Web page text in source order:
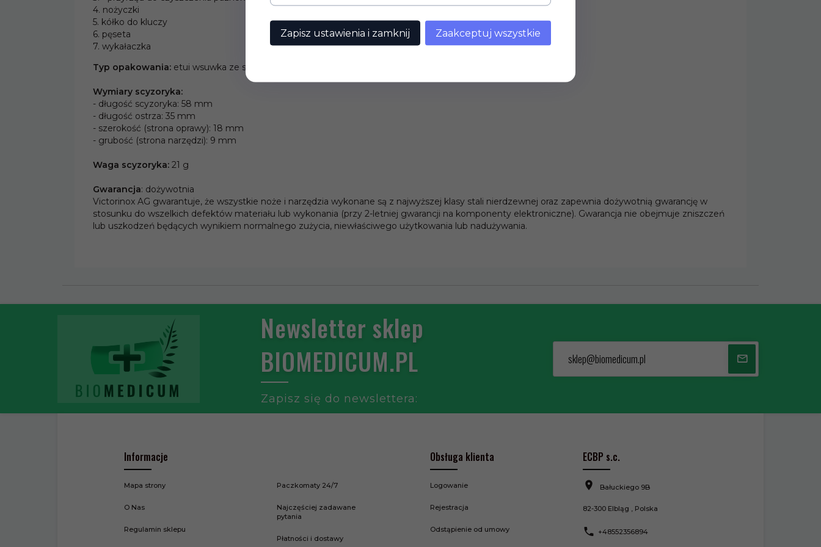
4. nożyczki
5. kółko do kluczy
6. pęseta
7. wykałaczka
Typ opakowania: etui wsuwka ze skai
Wymiary scyzoryka:
- długość scyzoryka: 58 mm
- długość ostrza: 35 mm
- szerokość (strona oprawy): 18 mm
- grubość (strona narzędzi): 9 mm
Waga scyzoryka: 21 g
Gwarancja: dożywotnia
Victorinox AG gwarantuje, że wszystkie noże i narzędzia wykonane są z najwyższej klasy stali nierdzewnej oraz zapewnia dożywotnią gwarancję w
stosunku do wszelkich defektów materiału lub wykonania (przy 2-letniej gwarancji na komponenty elektroniczne). Gwarancja nie obejmuje zniszczeń
lub uszkodzeń będących wynikiem normalnego zużycia, niewłaściwego użytkowania lub nadużywania.
79,00 PLN*
* z podatkiem VAT
99,00PLN* 119,00PLN*
Newsletter sklep
BIOMEDICUM.PL
Zapisz się do newslettera:
sklep@biomedicum.pl
Informacje
Mapa strony
O Nas
Regulamin sklepu
Paczkomaty 24/7
Najczęściej zadawane
pytania
Płatności i dostawy
Obsługa klienta
Logowanie
Rejestracja
Odstąpienie od umowy
ECBP s.c.
Bałuckiego 9B
82-300 Elbląg , Polska
+48552356894
Zapisz ustawienia i zamknij Zaakceptuj wszystkie